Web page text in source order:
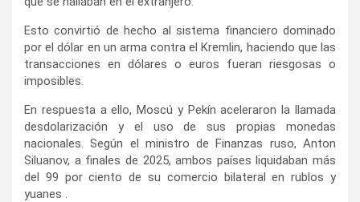
Esto convirtió de hecho al sistema financiero dominado
por el dólar en un arma contra el Kremlin, haciendo que las
transacciones en dólares o euros fueran riesgosas o
imposibles.
En respuesta a ello, Moscú y Pekín aceleraron la llamada
desdolarización y el uso de sus propias monedas
nacionales. Según el ministro de Finanzas ruso, Anton
Siluanov, a finales de 2025, ambos países liquidaban más
del 99 por ciento de su comercio bilateral en rublos y
yuanes .